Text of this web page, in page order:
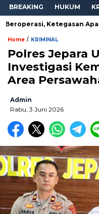
BREAKING HUKUM
Ketegasan
Home / KRIMINAL
Polres Jepara
Investigasi
Area
Admin
Rabu, 3 Juni 2026